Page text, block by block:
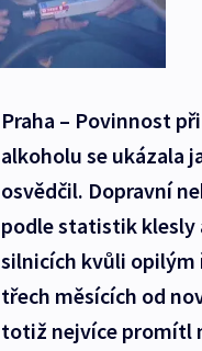
Praha – Povinnost
alkoholu se ukázala
osvědčil. Dopravní
podle statistik klesly
silnicích kvůli opilým
třech měsících od
totiž nejvíce promítl